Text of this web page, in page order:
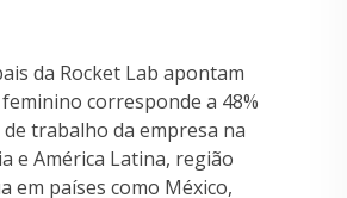
da Rocket Lab apontam
corresponde a 48%
trabalho da empresa na
e América Latina, região
em países como México,